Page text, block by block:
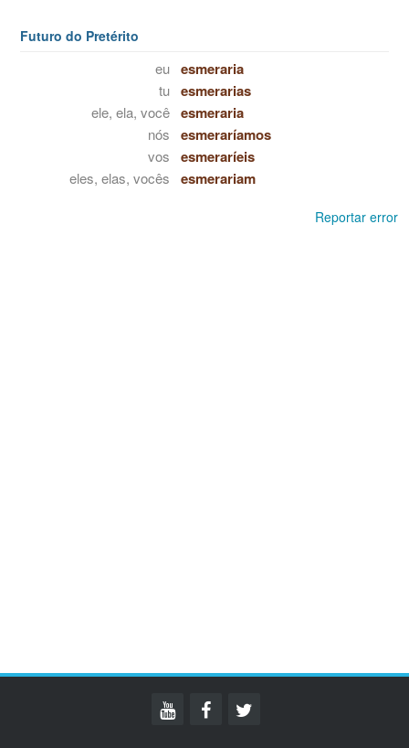
Futuro do Pretérito
eu esmeraria
tu esmerarias
ele, ela, você esmeraria
nós esmeraríamos
vos esmeraríeis
eles, elas, vocês esmerariam
Reportar error